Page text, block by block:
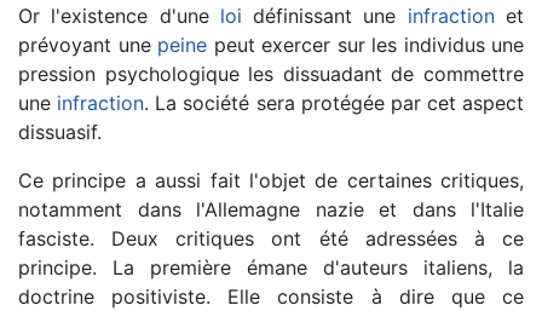
Or l'existence d'une loi définissant une infractionet
prévoyant une peine peut exercer sur les individus une
pression psychologique les dissuadant de commettre
une infraction. La société sera protégée par cet aspect
dissuasif.
Ce principe a aussi fait l'objet de certaines critiques,
notamment dans l'Allemagne nazie et dans l'Italie
fasciste. Deux critiques ont été adressées à ce
principe. La première émane d'auteurs italiens, la
doctrine positiviste. Elle consiste à dire que ce